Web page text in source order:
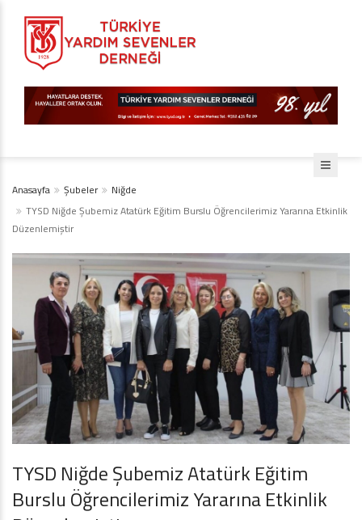
Anasayfa Şubeler
Niğde
TYSD Niğde Şubemiz Atatürk Eğitim Burslu Öğrencilerimiz Yararına Etkinlik
Düzenlemiştir
TYSD Niğde Şubemiz Atatürk Eğitim
Burslu Öğrencilerimiz Yararına Etkinlik